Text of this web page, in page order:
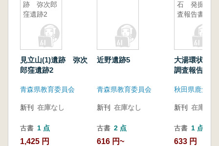
跡 弥次郎
窪遺跡2
見立山(1)遺跡 弥次
郎窪遺跡2
青森県教育委員会
新刊 在庫なし
古書 1 点
1,425 円
近野遺跡5
青森県教育委員会
新刊 在庫なし
古書 2 点
616 円~
石 発掘調
査報告書8
大湯環状列
調査報告書8
新刊 在庫なし
古書 1 点
633 円